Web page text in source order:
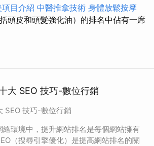
目介紹 中醫推拿技術 身體放鬆按摩
頭皮和頭髮強化油）的排名中佔有一席
大 SEO 技巧-數位行銷
SEO 技巧-數位行銷
環境中，提升網站排名是每個網站擁有
（搜尋引擎優化）是提高網站排名的關